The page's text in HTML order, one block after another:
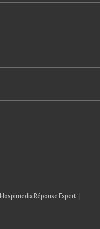
Hospimedia Réponse Expert